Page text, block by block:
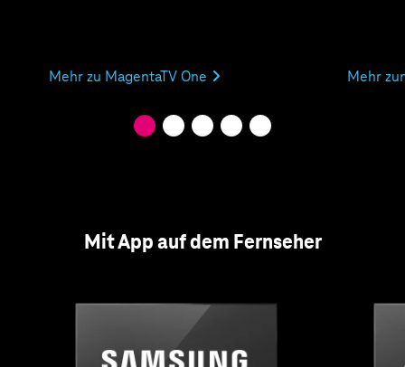
Mehr zu MagentaTV One Mehr
Mit App auf dem Fernseher